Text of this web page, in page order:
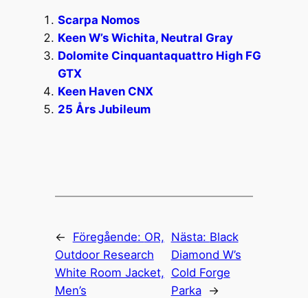
Scarpa Nomos
Keen W’s Wichita, Neutral Gray
Dolomite Cinquantaquattro High FG
GTX
Keen Haven CNX
25 Års Jubileum
← Föregående: OR,
Outdoor Research
White Room Jacket,
Men’s
Nästa: Black
Diamond W’s
Cold Forge
Parka
→